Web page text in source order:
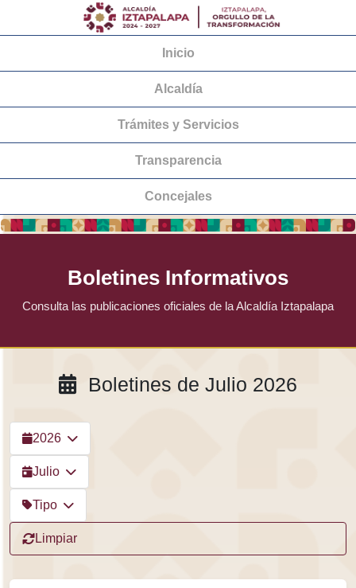
Inicio
Alcaldía
Trámites y Servicios
Transparencia
Concejales
Boletines Informativos
Consulta las publicaciones oficiales de la Alcaldía Iztapalapa
Boletines de Julio 2026
2026
Julio
Tipo
Limpiar